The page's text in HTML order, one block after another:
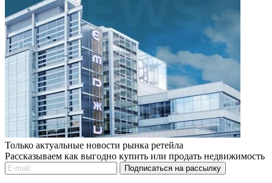
Только актуальные новости рынка ретейла
Рассказываем как выгодно купить или продать недвижимость